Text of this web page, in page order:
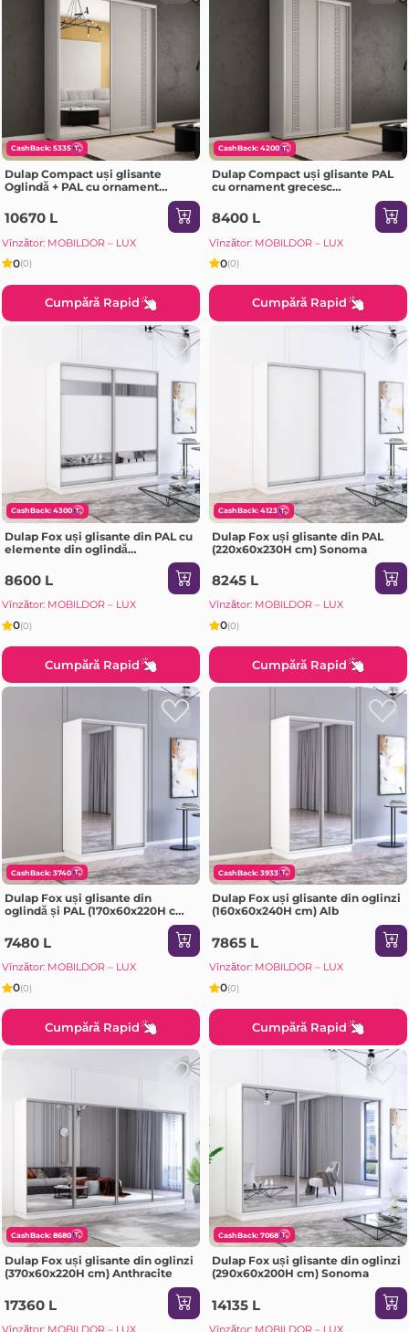
CashBack: 5335
Dulap Compact uși glisante
Oglindă + PAL cu ornament
grecesc (190x45x230H cm) Grey
10670 L
Vînzător: MOBILDOR – LUX
0(0)
Cumpără Rapid
CashBack: 4200
Dulap Compact uși glisante PAL
cu ornament grecesc
8400 L
Vînzător: MOBILDOR – LUX
0(0)
Cumpără Rapid
CashBack: 4300
Dulap Fox uși glisante din PAL cu
elemente din oglindă
8600 L
Vînzător: MOBILDOR – LUX
0(0)
Cumpără Rapid
CashBack: 4123
Dulap Fox uși glisante din PAL
(220x60x230H cm) Sonoma
8245 L
Vînzător: MOBILDOR – LUX
0(0)
Cumpără Rapid
CashBack: 3740
Dulap Fox uși glisante din
oglindă și PAL (170x60x220H cm)
7480 L
Vînzător: MOBILDOR – LUX
0(0)
Cumpără Rapid
CashBack: 3933
Dulap Fox uși glisante din oglinzi
(160x60x240H cm) Alb
7865 L
Vînzător: MOBILDOR – LUX
0(0)
Cumpără Rapid
CashBack: 8680
Dulap Fox uși glisante din oglinzi
(370x60x220H cm) Anthracite
17360 L
Vînzător: MOBILDOR – LUX
CashBack: 7068
Dulap Fox uși glisante din oglinzi
(290x60x200H cm) Sonoma
14135 L
Vînzător: MOBILDOR – LUX